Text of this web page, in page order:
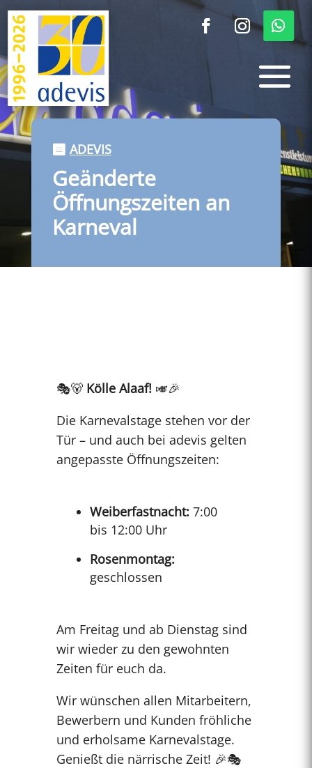
ADEVIS
Geänderte
Öffnungszeiten an
Karneval
🎭🐻 Kölle Alaaf!🎺🎉
Die Karnevalstage stehen vor der
Tür – und auch bei adevis gelten
angepasste Öffnungszeiten:
Weiberfastnacht:7:00
bis 12:00 Uhr
Rosenmontag:
geschlossen
Am Freitag und ab Dienstag sind
wir wieder zu den gewohnten
Zeiten für euch da.
Wir wünschen allen Mitarbeitern,
Bewerbern und Kunden fröhliche
und erholsame Karnevalstage.
Genießt die närrische Zeit! 🎉🎭